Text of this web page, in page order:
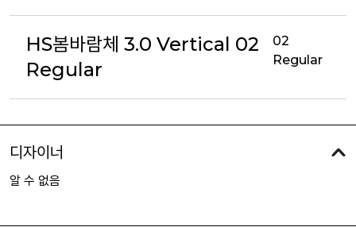
HS봄바람체 3.0 Vertical 02
Regular
02
Regular
디자이너
알 수 없음